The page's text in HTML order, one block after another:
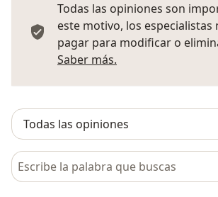
Todas las opiniones son
este motivo, los especialistas
pagar para modificar o
Saber más.
Busca en opiniones